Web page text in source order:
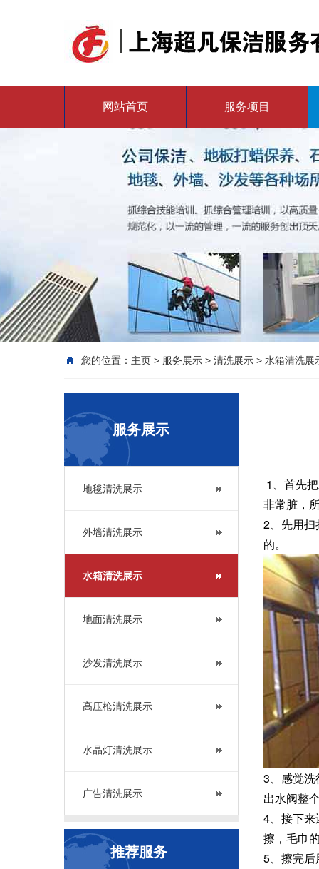
网站首页 服务项目
您的位置： 主页 > 服务展示 > 清洗展示 > 水箱清洗展
服务展示
地毯清洗展示
外墙清洗展示
水箱清洗展示
地面清洗展示
沙发清洗展示
高压枪清洗展示
水晶灯清洗展示
广告清洗展示
推荐服务
1、首先
非常脏，
2、先用
的。
3、感觉
出水阀整
4、接下
擦，毛巾
5、擦完